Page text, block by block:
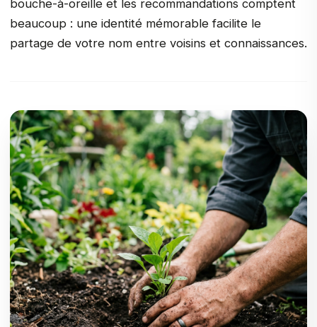
bouche-à-oreille et les recommandations comptent
beaucoup : une identité mémorable facilite le
partage de votre nom entre voisins et connaissances.